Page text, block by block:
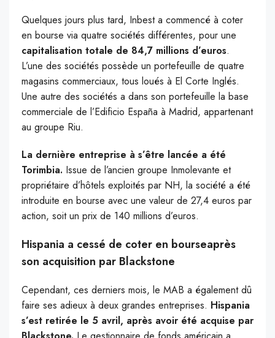
Quelques jours plus tard, Inbest a commencé à coter
en bourse via quatre sociétés différentes, pour une
capitalisation totale de 84,7 millions d’euros.
L’une des sociétés possède un portefeuille de quatre
magasins commerciaux, tous loués à El Corte Inglés.
Une autre des sociétés a dans son portefeuille la base
commerciale de l’Edificio España à Madrid, appartenant
au groupe Riu.
La dernière entreprise à s’être lancée a été
Torimbia. Issue de l’ancien groupe Inmolevante et
propriétaire d’hôtels exploités par NH, la société a été
introduite en bourse avec une valeur de 27,4 euros par
action, soit un prix de 140 millions d’euros.
Hispania a cessé de coter en bourseaprès
son acquisition par Blackstone
Cependant, ces derniers mois, le MAB a également dû
faire ses adieux à deux grandes entreprises. Hispania
s’est retirée le 5 avril, après avoir été acquise par